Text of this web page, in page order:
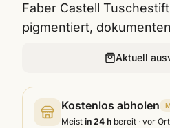
Faber Castell
pigmentiert,
Aktuell
Kostenlos abholen
Meist in 24 h bereit · vor